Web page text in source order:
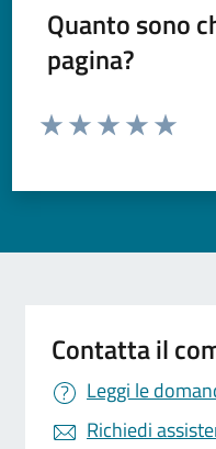
Quanto sono
pagina?
Contatta il
Leggi le
Richiedi